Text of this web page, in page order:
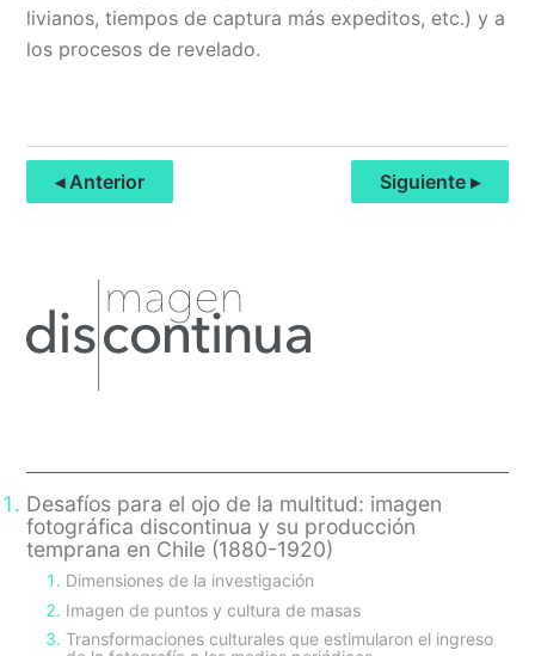
livianos, tiempos de captura más expeditos, etc.) y a
los procesos de revelado.
◂ Anterior Siguiente ▸
Primary
Sidebar
Desafíos para el ojo de la multitud: imagen
fotográfica discontinua y su producción
temprana en Chile (1880-1920)
Dimensiones de la investigación
Imagen de puntos y cultura de masas
Transformaciones culturales que estimularon el ingreso